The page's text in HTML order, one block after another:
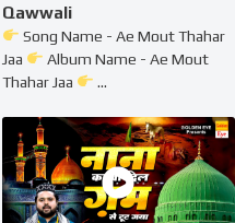
Qawwali
Song Name - Ae Mout Thahar
Jaa
Album Name - Ae Mout
Thahar Jaa
...